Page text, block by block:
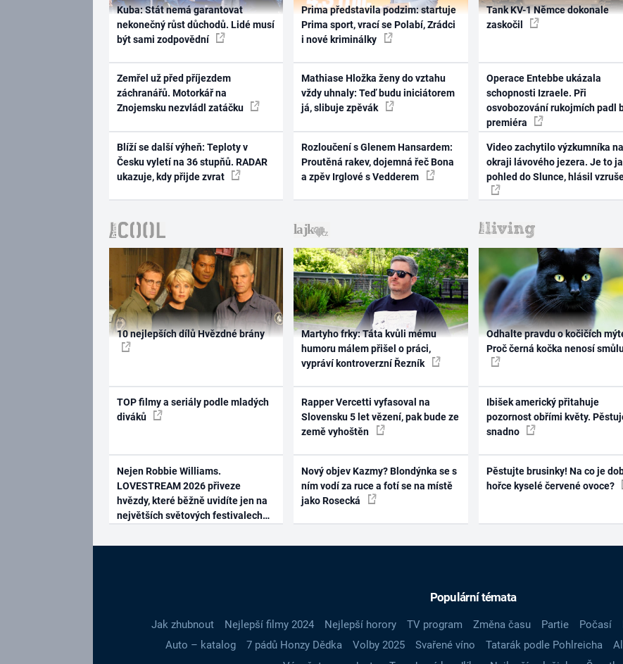
Kuba: Stát nemá garantovat
nekonečný růst důchodů. Lidé musí
být sami zodpovědní
Zemřel už před příjezdem
záchranářů. Motorkář na
Znojemsku nezvládl zatáčku
Blíží se další výheň: Teploty v
Česku vyletí na 36 stupňů. RADAR
ukazuje, kdy přijde zvrat
Prima představila podzim: startuje
Prima sport, vrací se Polabí, Zrádci
i nové kriminálky
Mathiase Hložka ženy do vztahu
vždy uhnaly: Teď budu iniciátorem
já, slibuje zpěvák
Rozloučení s Glenem Hansardem:
Proutěná rakev, dojemná řeč Bona
a zpěv Irglové s Vedderem
Tank KV-1 Němce dokonale
zaskočil
Operace Entebbe ukázala
schopnosti Izraele. Při
osvobozování rukojmích padl
premiéra
Video zachytilo výzkumníka na
okraji lávového jezera. Je to
pohled do Slunce, hlásil
10 nejlepších dílů Hvězdné brány
TOP filmy a seriály podle mladých
diváků
Nejen Robbie Williams.
LOVESTREAM 2026 přiveze
hvězdy, které běžně uvidíte jen na
největších světových festivalech
Martyho frky: Táta kvůli mému
humoru málem přišel o práci,
vypráví kontroverzní Řezník
Rapper Vercetti vyfasoval na
Slovensku 5 let vězení, pak bude ze
země vyhoštěn
Nový objev Kazmy? Blondýnka se s
ním vodí za ruce a fotí se na místě
jako Rosecká
Odhalte pravdu o kočičích
Proč černá kočka nenosí
Ibišek americký přitahuje
pozornost obřími květy.
snadno
Pěstujte brusinky! Na co je
hořce kyselé červené ovoce?
Populární témata
Jak zhubnout Nejlepší filmy 2024 Nejlepší horory TV program Změna času Partie Počasí
Auto – katalog
7 pádů Honzy Dědka Volby 2025 Svařené víno Tatarák podle Pohlreicha